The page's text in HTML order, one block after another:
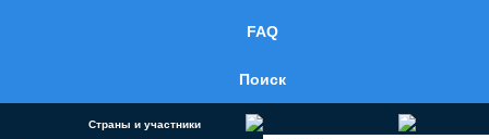
FAQ
Поиск
Страны и участники